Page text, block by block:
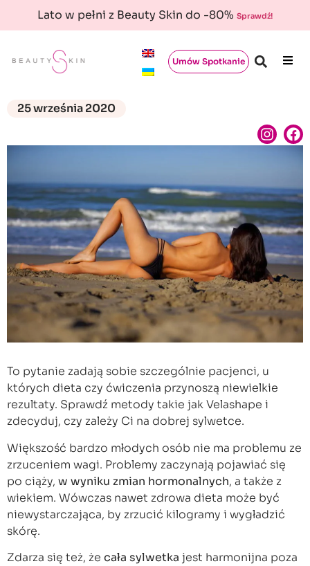
Lato w pełni z Beauty Skin do -80% Sprawdź!
Umów Spotkanie
25 września 2020
To pytanie zadają sobie szczególnie pacjenci, u
których dieta czy ćwiczenia przynoszą niewielkie
rezultaty. Sprawdź metody takie jak Velashape i
zdecyduj, czy zależy Ci na dobrej sylwetce.
Większość bardzo młodych osób nie ma problemu ze
zrzuceniem wagi. Problemy zaczynają pojawiać się
po ciąży, w wyniku zmian hormonalnych, a także z
wiekiem. Wówczas nawet zdrowa dieta może być
niewystarczająca, by zrzucić kilogramy i wygładzić
skórę.
Zdarza się też, że cała sylwetka jest harmonijna poza